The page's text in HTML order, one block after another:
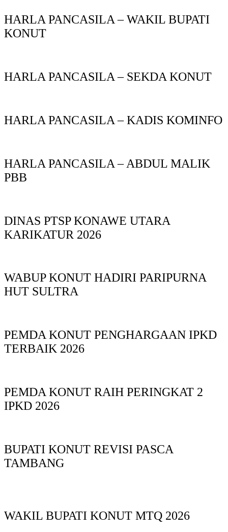
HARLA PANCASILA – WAKIL BUPATI
KONUT
HARLA PANCASILA – SEKDA KONUT
HARLA PANCASILA – KADIS KOMINFO
HARLA PANCASILA – ABDUL MALIK
PBB
DINAS PTSP KONAWE UTARA
KARIKATUR 2026
WABUP KONUT HADIRI PARIPURNA
HUT SULTRA
PEMDA KONUT PENGHARGAAN IPKD
TERBAIK 2026
PEMDA KONUT RAIH PERINGKAT 2
IPKD 2026
BUPATI KONUT REVISI PASCA
TAMBANG
WAKIL BUPATI KONUT MTQ 2026